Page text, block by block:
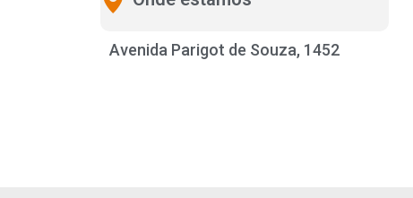
Avenida Parigot de Souza, 1452